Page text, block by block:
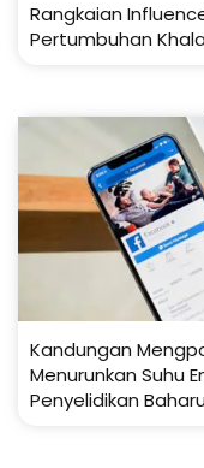
Rangkaian
Pertumbuhan
Kandungan
Menurunkan Suhu
Penyelidikan Baharu